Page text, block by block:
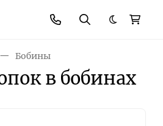
Темная
Бобины
в бобинах